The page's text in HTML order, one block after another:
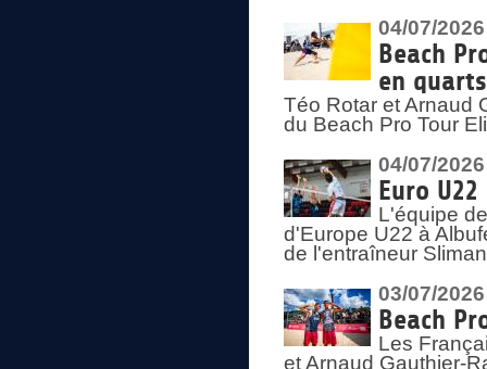
04/07/2026
Beach
en quarts
Téo Rotar et Arnaud
du Beach Pro Tour
04/07/2026
Euro
L'équipe
d'Europe U22 à
de l'entraîneur
03/07/2026
Beach
Les
et Arnaud Gauthier-